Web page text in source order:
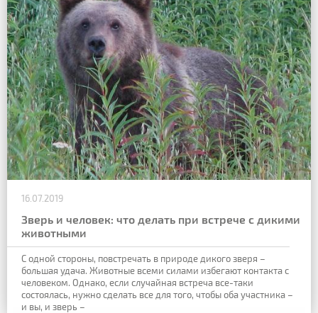
16.07.2019
Зверь и человек: что делать при встрече с дикими
животными
С одной стороны, повстречать в природе дикого зверя –
большая удача. Животные всеми силами избегают контакта с
человеком. Однако, если случайная встреча все-таки
состоялась, нужно сделать все для того, чтобы оба участника –
и вы, и зверь –